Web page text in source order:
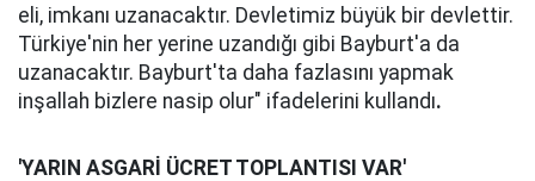
eli, imkanı uzanacaktır. Devletimiz büyük bir devlettir.
Türkiye'nin her yerine uzandığı gibi Bayburt'a da
uzanacaktır. Bayburt'ta daha fazlasını yapmak
inşallah bizlere nasip olur" ifadelerini kullandı.
'YARIN ASGARİ ÜCRET TOPLANTISI VAR'